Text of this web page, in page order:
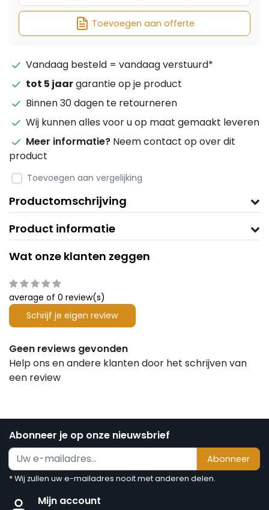
Toevoegen aan offerte
Vandaag besteld = vandaag verstuurd*
tot 5 jaargarantie op je product
Binnen 30 dagen te retourneren
Wij kunnen alles voor u op maat gemaakt leveren
Meer informatie? Neem contact op over dit
product
Toevoegen aan vergelijking
Productomschrijving
Product informatie
Wat onze klanten zeggen
average of 0 review(s)
Schrijf je eigen review
Geen reviews gevonden
Help ons en andere klanten door het schrijven van
een review
Abonneer je op onze nieuwsbrief
Abonneer
* Wij zullen uw e-mailadres nooit met anderen delen.
Mijn account